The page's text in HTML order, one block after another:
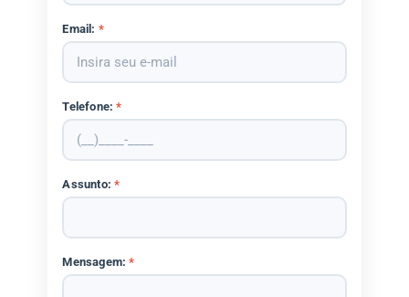
Email: *
Telefone:*
Assunto:*
Mensagem:*